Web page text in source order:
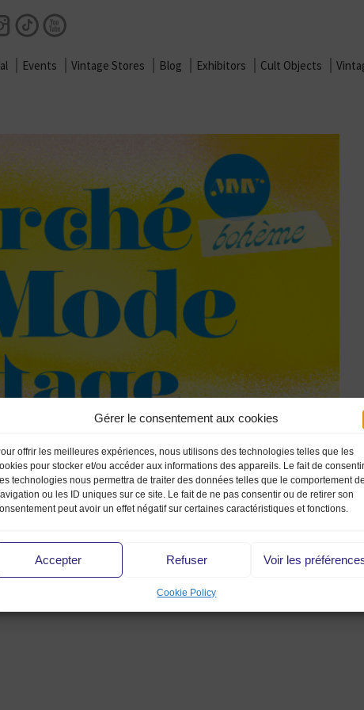
Gérer le consentement aux cookies
offrir les meilleures expériences, nous utilisons des technologies telles que les
pour stocker et/ou accéder aux informations des appareils. Le fait de
technologies nous permettra de traiter des données telles que le comportement de
ou les ID uniques sur ce site. Le fait de ne pas consentir ou de retirer son
peut avoir un effet négatif sur certaines caractéristiques et fonctions.
Accepter Refuser Voir les
Cookie Policy
Events Vintage Stores Blog Exhibitors Cult Objects